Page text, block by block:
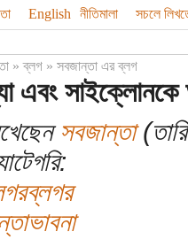
English নীতিমালা সচলে
»ব্লগ» সবজান্তা এর ব্লগ
এবং সাইক্লোনকে
সবজান্তা